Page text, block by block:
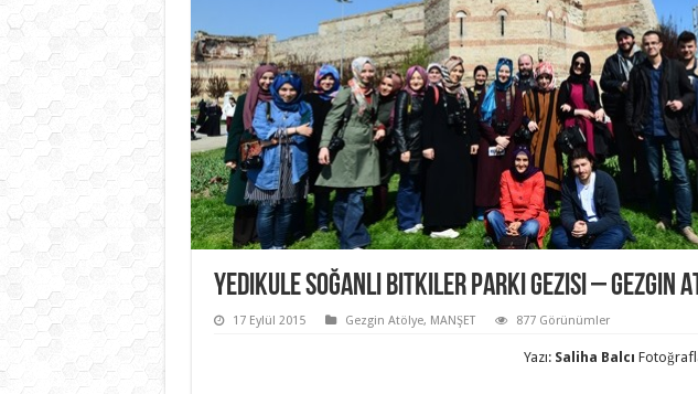
Yedikule Soğanlı Bitkiler Parkı Gezisi – Gezgin
17 Eylül 2015 Gezgin Atölye, MANŞET 877 Görünümler
Yazı: Saliha Balcı